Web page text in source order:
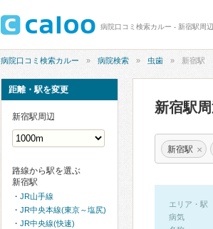
病院口コミ検索カルー - 新宿駅周
病院口コミ検索カルー 病院検索 虫歯 新宿駅
新宿駅
新宿駅 ×
エリア・駅
病気
距離・駅を変更
新宿駅周辺
路線から駅を選ぶ
新宿駅
JR山手線
JR中央本線(東京～塩尻)
JR中央線(快速)